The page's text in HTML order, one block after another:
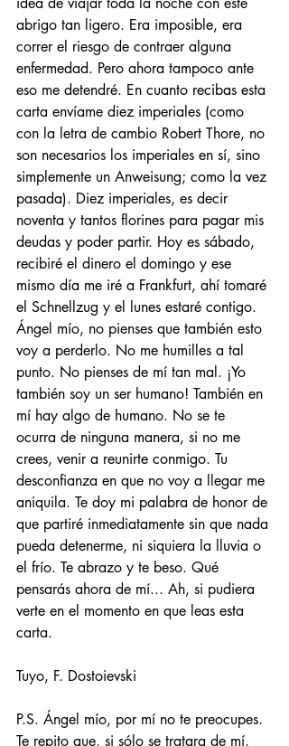
abrigo tan ligero. Era imposible, era
correr el riesgo de contraer alguna
enfermedad. Pero ahora tampoco ante
eso me detendré. En cuanto recibas esta
carta envíame diez imperiales (como
con la letra de cambio Robert Thore, no
son necesarios los imperiales en sí, sino
simplemente un Anweisung; como la vez
pasada). Diez imperiales, es decir
noventa y tantos florines para pagar mis
deudas y poder partir. Hoy es sábado,
recibiré el dinero el domingo y ese
mismo día me iré a Frankfurt, ahí tomaré
el Schnellzug y el lunes estaré contigo.
Ángel mío, no pienses que también esto
voy a perderlo. No me humilles a tal
punto. No pienses de mí tan mal. ¡Yo
también soy un ser humano! También en
mí hay algo de humano. No se te
ocurra de ninguna manera, si no me
crees, venir a reunirte conmigo. Tu
desconfianza en que no voy a llegar me
aniquila. Te doy mi palabra de honor de
que partiré inmediatamente sin que nada
pueda detenerme, ni siquiera la lluvia o
el frío. Te abrazo y te beso. Qué
pensarás ahora de mí... Ah, si pudiera
verte en el momento en que leas esta
carta.
Tuyo, F. Dostoievski
P.S. Ángel mío, por mí no te preocupes.
Te repito que, si sólo se tratara de mí,